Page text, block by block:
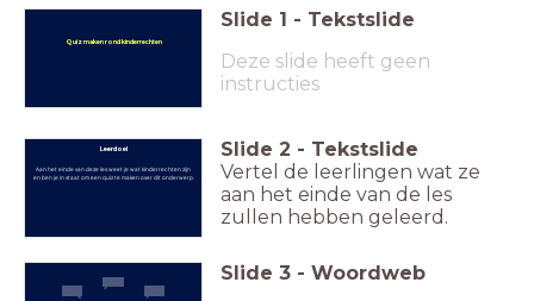
Quiz maken rond kinderrechten
Slide 1 - Tekstslide
Deze slide heeft geen
instructies
Leerdoel
Aan het einde van deze les weet je wat kinderrechten zijn
en ben je in staat om een quiz te maken over dit onderwerp.
Slide 2 - Tekstslide
Vertel de leerlingen wat ze
aan het einde van de les
zullen hebben geleerd.
Slide 3 - Woordweb